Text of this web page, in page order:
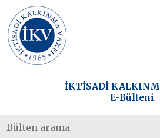
İKTİSADİ
E-Bülteni